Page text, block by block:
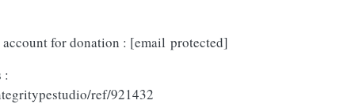
for donation : [email protected]
:
ref/921432